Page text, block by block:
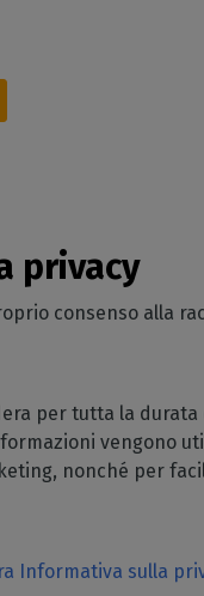
privacy
consenso alla
per tutta la
vengono
nonché per
Informativa sulla